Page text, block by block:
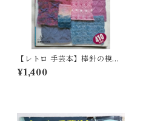
【レトロ 手芸本】棒針の模
様 ヴォーグ基礎シリーズpar
t2（平成元年）
¥1,400